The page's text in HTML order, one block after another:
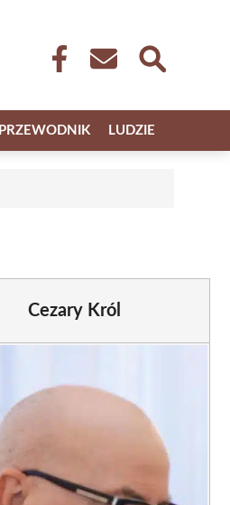
PRZEWODNIK LUDZIE
Cezary Król